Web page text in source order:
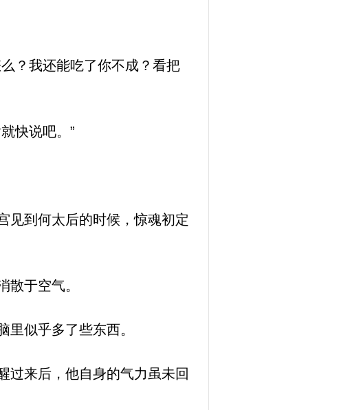
？我还能吃了你不成？看把
快说吧。”
到何太后的时候，惊魂初定
于空气。
似乎多了些东西。
来后，他自身的气力虽未回